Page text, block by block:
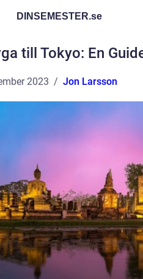
DINSEMESTER.se
till Tokyo: En
2023 Jon Larsson